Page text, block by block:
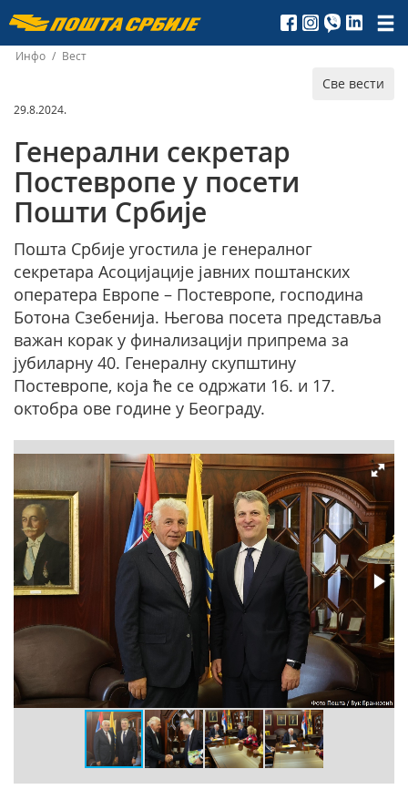
Пошта
Србије
д.о.о.
Инфо / Вест
Све вести
29.8.2024.
Генерални секретар
Постевропе у посети
Пошти Србије
Пошта Србије угостила је генералног
секретара Асоцијације јавних поштанских
оператера Европе – Постевропе, господина
Ботона Сзебенија. Његова посета представљa
важан корак у финализацији припрема за
јубиларну 40. Генералну скупштину
Постевропе, која ће се одржати 16. и 17.
октобра ове године у Београду.